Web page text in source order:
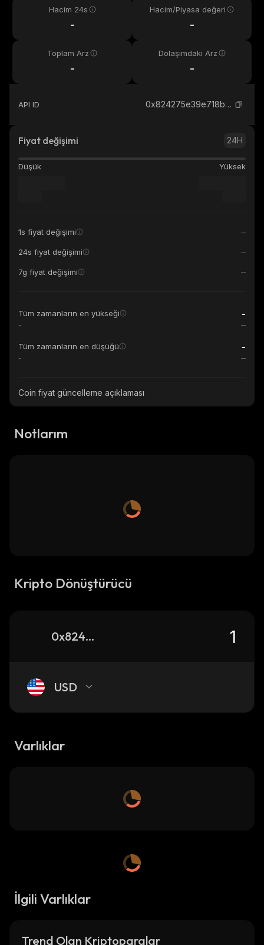
Hacim 24s
-
Hacim/Piyasa değeri
-
Toplam Arz
-
Dolaşımdaki Arz
-
API ID 0x824275e39e718bc647d4afd36b974e21cb4a2f61_robinhood
Fiyat değişimi 24H
Düşük Yüksek
1s fiyat değişimi
24s fiyat değişimi
7g fiyat değişimi
Tüm zamanların en yükseği -
-
Tüm zamanların en düşüğü -
-
Coin fiyat güncelleme açıklaması
Notlarım
Kripto Dönüştürücü
0x824275e39e718bc647d4afd36b974e21cb4a2f61_robinhood
USD
Varlıklar
İlgili Varlıklar
Trend Olan Kriptoparalar